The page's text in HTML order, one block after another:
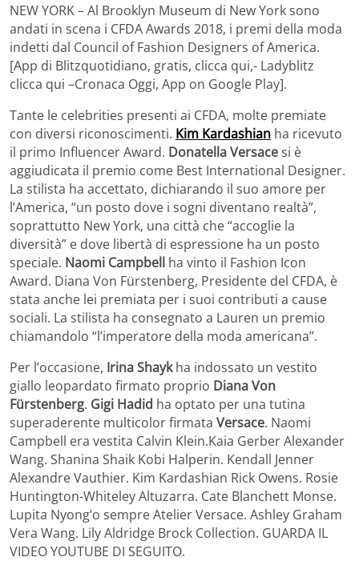
NEW YORK – Al Brooklyn Museum di New York sono
andati in scena i CFDA Awards 2018, i premi della moda
indetti dal Council of Fashion Designers of America.
[App di Blitzquotidiano, gratis, clicca qui,- Ladyblitz
clicca qui –Cronaca Oggi, App on Google Play].
Tante le celebrities presenti ai CFDA, molte premiate
con diversi riconoscimenti. Kim Kardashian ha ricevuto
il primo Influencer Award. Donatella Versacesi è
aggiudicata il premio come Best International Designer.
La stilista ha accettato, dichiarando il suo amore per
l’America, “un posto dove i sogni diventano realtà”,
soprattutto New York, una città che “accoglie la
diversità” e dove libertà di espressione ha un posto
speciale. Naomi Campbell ha vinto il Fashion Icon
Award. Diana Von Fürstenberg, Presidente del CFDA, è
stata anche lei premiata per i suoi contributi a cause
sociali. La stilista ha consegnato a Lauren un premio
chiamandolo “l’imperatore della moda americana”.
Per l’occasione, Irina Shaykha indossato un vestito
giallo leopardato firmato proprio Diana Von
Fürstenberg. Gigi Hadid ha optato per una tutina
superaderente multicolor firmata Versace. Naomi
Campbell era vestita Calvin Klein.Kaia Gerber Alexander
Wang. Shanina Shaik Kobi Halperin. Kendall Jenner
Alexandre Vauthier. Kim Kardashian Rick Owens. Rosie
Huntington-Whiteley Altuzarra. Cate Blanchett Monse.
Lupita Nyong’o sempre Atelier Versace. Ashley Graham
Vera Wang. Lily Aldridge Brock Collection. GUARDA IL
VIDEO YOUTUBE DI SEGUITO.